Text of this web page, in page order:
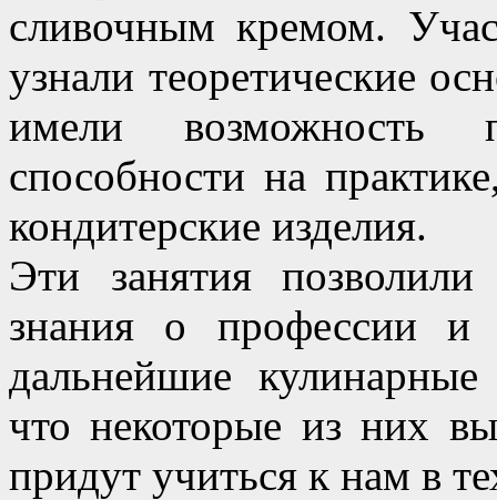
сливочным кремом.
узнали теоретические
имели возможность
способности на
кондитерские изделия.
Эти занятия
знания о профессии и
дальнейшие
что некоторые из них
придут учиться к нам в